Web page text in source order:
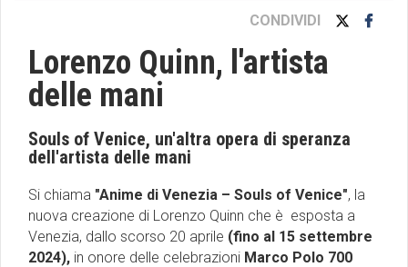
CONDIVIDI
Lorenzo Quinn, l'artista
delle mani
Souls of Venice, un'altra opera di speranza
dell'artista delle mani
Si chiama "Anime di Venezia – Souls of Venice", la
nuova creazione di Lorenzo Quinn che è esposta a
Venezia, dallo scorso 20 aprile (fino al 15 settembre
2024), in onore delle celebrazioni Marco Polo 700